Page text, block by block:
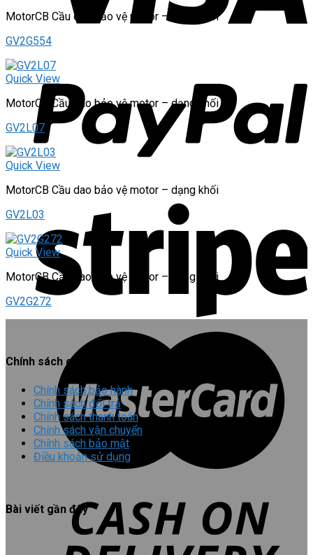
MotorCB Cầu dao bảo vệ motor – dạng khối
GV2G554
Quick View
MotorCB Cầu dao bảo vệ motor – dạng khối
GV2L07
Quick View
MotorCB Cầu dao bảo vệ motor – dạng khối
GV2L03
Quick View
MotorCB Cầu dao bảo vệ motor – dạng khối
GV2G272
Chính sách chung
Chính sách bảo hành
Chính sách đổi trả
Chính sách thanh toán
Chính sách vận chuyển
Chính sách bảo mật
Điều khoản sử dụng
Bài viết gần đây